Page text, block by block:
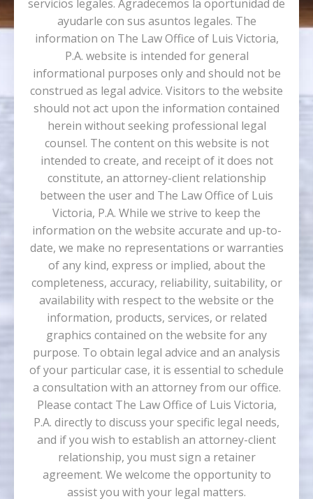
servicios legales. Agradecemos la oportunidad de
ayudarle con sus asuntos legales. The
information on The Law Office of Luis Victoria,
P.A. website is intended for general
informational purposes only and should not be
construed as legal advice. Visitors to the website
should not act upon the information contained
herein without seeking professional legal
counsel. The content on this website is not
intended to create, and receipt of it does not
constitute, an attorney-client relationship
between the user and The Law Office of Luis
Victoria, P.A. While we strive to keep the
information on the website accurate and up-to-
date, we make no representations or warranties
of any kind, express or implied, about the
completeness, accuracy, reliability, suitability, or
availability with respect to the website or the
information, products, services, or related
graphics contained on the website for any
purpose. To obtain legal advice and an analysis
of your particular case, it is essential to schedule
a consultation with an attorney from our office.
Please contact The Law Office of Luis Victoria,
P.A. directly to discuss your specific legal needs,
and if you wish to establish an attorney-client
relationship, you must sign a retainer
agreement. We welcome the opportunity to
assist you with your legal matters.